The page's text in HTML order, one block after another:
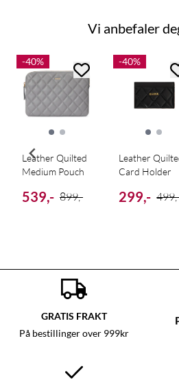
Vi anbefaler
-40%
Leather Quilted
Medium Pouch
539,- 899,-
-40%
Leather
Card Holder
299,-
GRATIS FRAKT
På bestillinger over 999kr